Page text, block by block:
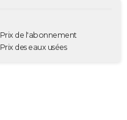
Prix de l'abonnement
Prix des eaux usées